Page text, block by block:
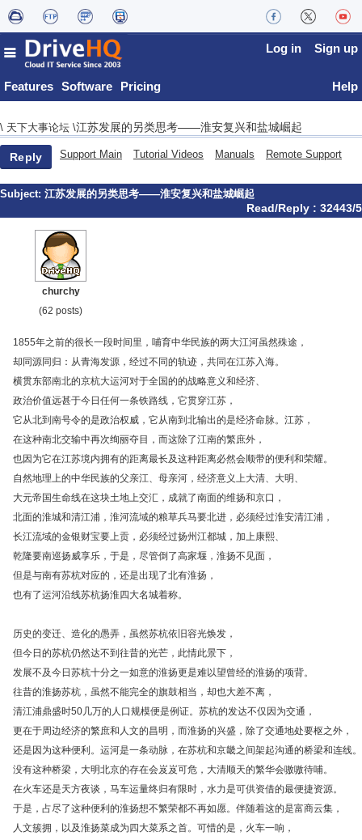
Features Software Pricing
Log in Sign up
Help
\ 天下大事论坛 \江苏发展的另类思考——淮安复兴和盐城崛起
Reply Support Main Tutorial Videos Manuals Remote Support
Subject: 江苏发展的另类思考——淮安复兴和盐城崛起
Read/Reply : 32443/5
churchy
(62 posts)
1855年之前的很长一段时间里，哺育中华民族的两大江河虽然殊途，
却同源同归：从青海发源，经过不同的轨迹，共同在江苏入海。
横贯东部南北的京杭大运河对于全国的的战略意义和经济、
政治价值远甚于今日任何一条铁路线，它贯穿江苏，
它从北到南号令的是政治权威，它从南到北输出的是经济命脉。江苏，
在这种南北交输中再次绚丽夺目，而这除了江南的繁庶外，
也因为它在江苏境内拥有的距离最长及这种距离必然会顺带的便利和荣耀。
自然地理上的中华民族的父亲江、母亲河，经济意义上大清、大明、
大元帝国生命线在这块土地上交汇，成就了南面的维扬和京口，
北面的淮城和清江浦，淮河流域的粮草兵马要北进，必须经过淮安清江浦，
长江流域的金银财宝要上贡，必须经过扬州江都城，加上康熙、
乾隆要南巡扬威享乐，于是，尽管倒了高家堰，淮扬不见面，
但是与南有苏杭对应的，还是出现了北有淮扬，
也有了运河沿线苏杭扬淮四大名城着称。
历史的变迁、造化的愚弄，虽然苏杭依旧容光焕发，
但今日的苏杭仍然达不到往昔的光芒，此情此景下，
发展不及今日苏杭十分之一如意的淮扬更是难以望曾经的淮扬的项背。
往昔的淮扬苏杭，虽然不能完全的旗鼓相当，却也大差不离，
清江浦鼎盛时50几万的人口规模便是例证。苏杭的发达不仅因为交通，
更在于周边经济的繁庶和人文的昌明，而淮扬的兴盛，除了交通地处要枢之外，
还是因为这种便利。运河是一条动脉，在苏杭和京畿之间架起沟通的桥梁和连线。
没有这种桥梁，大明北京的存在会岌岌可危，大清顺天的繁华会嗷嗷待哺。
在火车还是天方夜谈，马车运量终归有限时，水力是可供资借的最便捷资源。
于是，占尽了这种便利的淮扬想不繁荣都不再如愿。伴随着这的是富商云集，
人文簇拥，以及淮扬菜成为四大菜系之首。可惜的是，火车一响，